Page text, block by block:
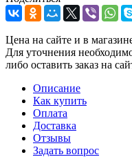
Цена на сайте и в
Для уточнения
либо оставить заказ на
Описание
Как купить
Оплата
Доставка
Отзывы
Задать вопрос